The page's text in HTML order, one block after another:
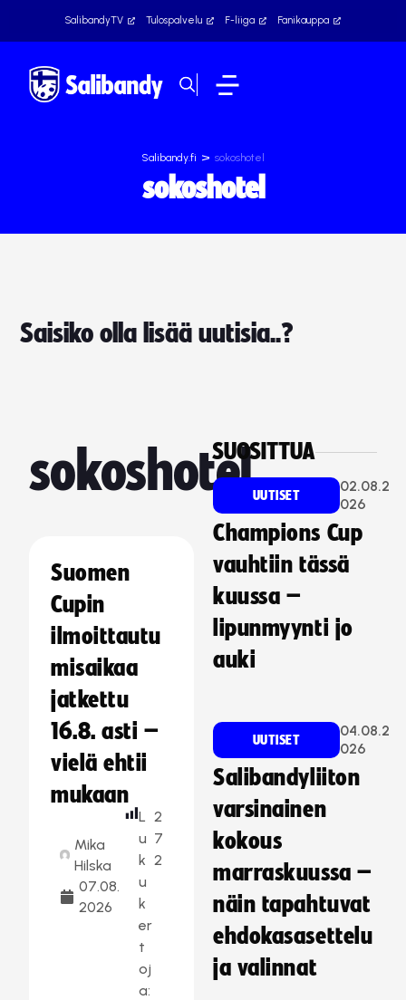
SalibandyTV Tulospalvelu F-liiga Fanikauppa
Salibandy.fi > sokoshotel
sokoshotel
Saisiko olla lisää uutisia..?
sokoshotel
Suomen
Cupin
ilmoittautu
misaikaa
jatkettu
16.8. asti –
vielä ehtii
mukaan
Mika
Hilska
07.08.
2026
L
u
k
u
k
er
t
oj
a:
2
7
2
SUOSITTUA
UUTISET
02.08.2
026
Champions Cup
vauhtiin tässä
kuussa –
lipunmyynti jo
auki
UUTISET
04.08.2
026
Salibandyliiton
varsinainen
kokous
marraskuussa –
näin tapahtuvat
ehdokasasettelu
ja valinnat